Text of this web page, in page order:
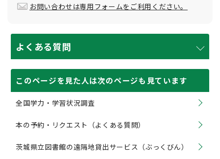
お問い合わせは専用フォームをご利用ください。
よくある質問
このページを見た人は次のページも見ています
全国学力・学習状況調査
本の予約・リクエスト（よくある質問）
茨城県立図書館の遠隔地貸出サービス（ぶっくびん）